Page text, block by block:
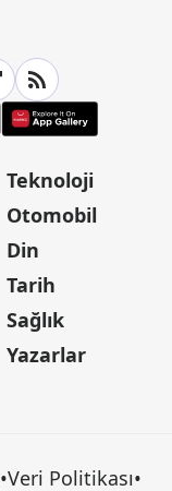
Teknoloji
Otomobil
Din
Tarih
Sağlık
Yazarlar
•Veri Politikası•